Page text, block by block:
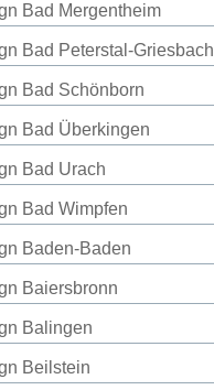
Bad Mergentheim
Bad Peterstal-Griesbach
Bad Schönborn
Bad Überkingen
Bad Urach
Bad Wimpfen
Baden-Baden
Baiersbronn
Balingen
Beilstein